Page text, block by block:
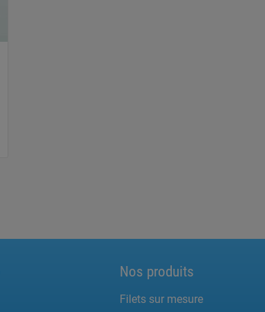
Nos produits
Filets sur mesure